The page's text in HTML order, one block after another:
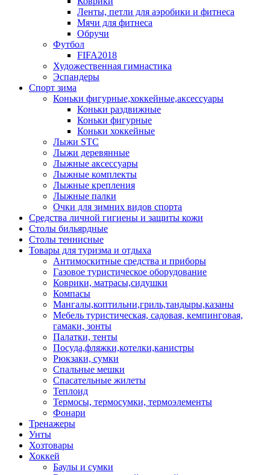
Ленты, петли для аэробики и фитнеса
Мячи для фитнеса
Обручи
Футбол
FIFA2018
Художественная гимнастика
Эспандеры
Спорт зима
Коньки фигурные,хоккейные,аксессуары
Коньки раздвижные
Коньки фигурные
Коньки хоккейные
Лыжи STC
Лыжи деревянные
Лыжные аксессуары
Лыжные комплекты
Лыжные крепления
Лыжные палки
Очки для зимних видов спорта
Средства личной гигиены и защиты кожи
Столы бильярдные
Столы теннисные
Товары для туризма и отдыха
Антимоскитные средства и приборы
Газовое туристическое оборудование
Коврики, матрасы,сидушки
Компасы
Мангалы,коптильни,гриль,тандыры,казаны
Мебель туристическая, садовая, кемпинговая,
гамаки, зонты
Палатки, тенты
Посуда,фляжки,котелки,канистры
Рюкзаки, сумки
Спальные мешки
Спасательные жилеты
Теплоид
Термосы, термосумки, термоэлементы
Фонари
Тренажеры
Унты
Хозтовары
Хоккей
Баулы и сумки